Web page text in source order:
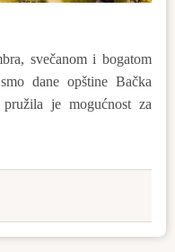
svečanom i bogatom
dane opštine Bačka
pružila je mogućnost za